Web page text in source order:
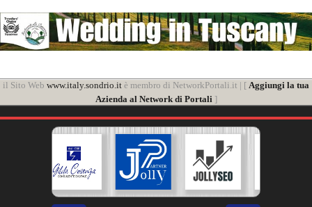
il Sito Web www.italy.sondrio.it è membro di NetworkPortali.it | [ Aggiungi la tua
Azienda al Network di Portali]